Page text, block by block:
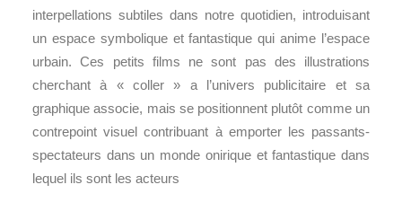
interpellations subtiles dans notre quotidien, introduisant
un espace symbolique et fantastique qui anime l’espace
urbain. Ces petits films ne sont pas des illustrations
cherchant à « coller » a l’univers publicitaire et sa
graphique associe, mais se positionnent plutôt comme un
contrepoint visuel contribuant à emporter les passants-
spectateurs dans un monde onirique et fantastique dans
lequel ils sont les acteurs